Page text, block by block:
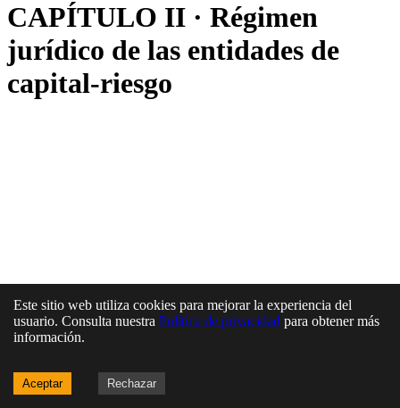
CAPÍTULO II · Régimen
jurídico de las entidades de
capital-riesgo
Este sitio web utiliza cookies para mejorar la experiencia del
usuario. Consulta nuestra Política de privacidad para obtener más
información.
Aceptar Rechazar